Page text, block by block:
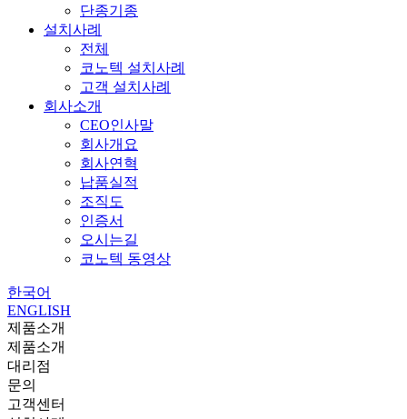
단종기종
설치사례
전체
코노텍 설치사례
고객 설치사례
회사소개
CEO인사말
회사개요
회사연혁
납품실적
조직도
인증서
오시는길
코노텍 동영상
한국어
ENGLISH
제품소개
제품소개
대리점
문의
고객센터